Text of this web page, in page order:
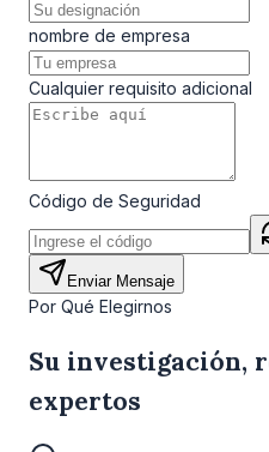
nombre de empresa
Cualquier requisito adicional
Código de Seguridad
Enviar Mensaje
Por Qué Elegirnos
Su investigación,
expertos